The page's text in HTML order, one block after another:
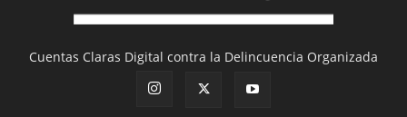
Cuentas Claras Digital contra la Delincuencia Organizada